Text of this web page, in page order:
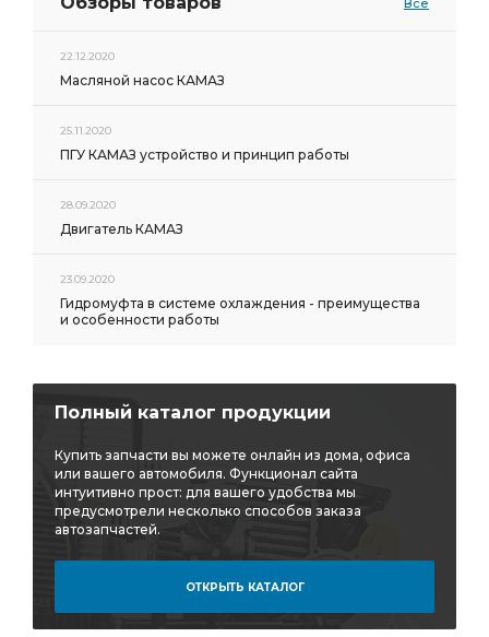
Все
22.12.2020
Масляной насос КАМАЗ
25.11.2020
ПГУ КАМАЗ устройство и принцип работы
28.09.2020
Двигатель КАМАЗ
23.09.2020
Гидромуфта в системе охлаждения - преимущества
и особенности работы
Полный каталог продукции
Купить запчасти вы можете онлайн из дома, офиса
или вашего автомобиля. Функционал сайта
интуитивно прост: для вашего удобства мы
предусмотрели несколько способов заказа
автозапчастей.
ОТКРЫТЬ КАТАЛОГ